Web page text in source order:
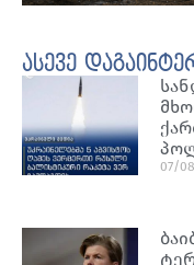
ასევე
07/